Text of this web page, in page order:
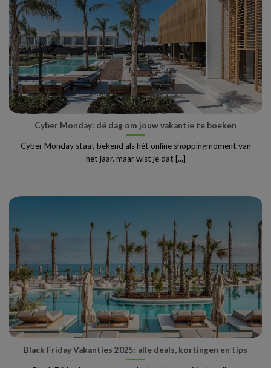
Cyber Monday: dé dag om jouw vakantie te boeken
Cyber Monday staat bekend als hét online shoppingmoment van
het jaar, maar wist je dat [...]
Black Friday Vakanties 2025: alle deals, kortingen en tips